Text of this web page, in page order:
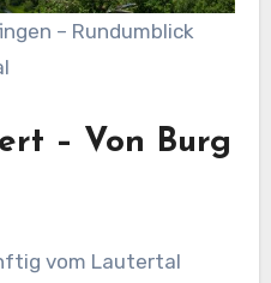
– Rundumblick
– Von Burg
vom Lautertal